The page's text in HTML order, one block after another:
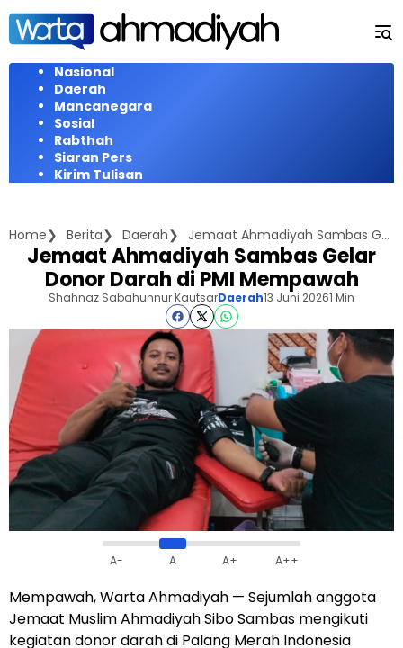
Langsung
konten
Nasional
Daerah
Mancanegara
Sosial
Rabthah
Siaran Pers
Kirim Tulisan
Home Berita Daerah Jemaat Ahmadiyah Sambas Gelar Donor Darah di PMI Mempawah
Jemaat Ahmadiyah Sambas Gelar
Donor Darah di PMI Mempawah
Shahnaz Sabahunnur KautsarDaerah13 Juni 20261 Min
A- A A+ A++
Mempawah, Warta Ahmadiyah — Sejumlah anggota
Jemaat Muslim Ahmadiyah Sibo Sambas mengikuti
kegiatan donor darah di Palang Merah Indonesia